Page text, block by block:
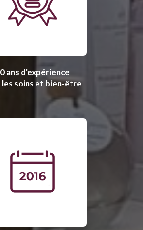
ans d'expérience
les soins et bien-être